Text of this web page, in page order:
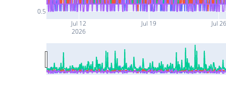
Jul 12
2026
Jul 19 Jul 26
0.5